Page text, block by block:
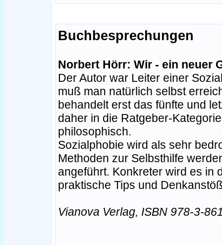
Buchbesprechungen
Norbert Hörr: Wir - ein neuer
Der Autor war Leiter einer
muß man natürlich selbst
behandelt erst das fünfte und
daher in die Ratgeber-
philosophisch.
Sozialphobie wird als sehr
Methoden zur Selbsthilfe
angeführt. Konkreter wird es in
praktische Tips und
Vianova Verlag, ISBN 978-3-